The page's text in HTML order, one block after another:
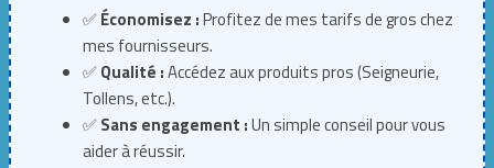
✅Économisez :Profitez de mes tarifs de gros chez
mes fournisseurs.
✅Qualité :Accédez aux produits pros (Seigneurie,
Tollens, etc.).
✅Sans engagement :Un simple conseil pour vous
aider à réussir.